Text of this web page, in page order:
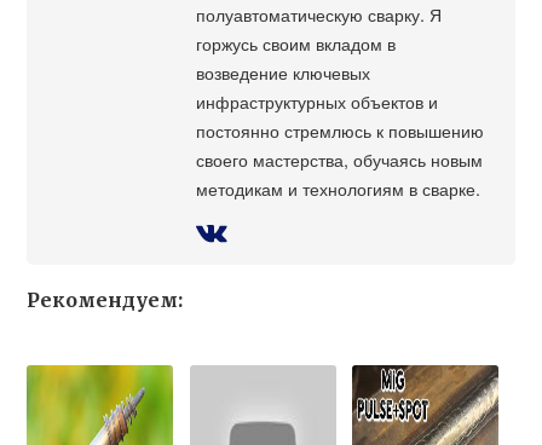
полуавтоматическую сварку. Я
горжусь своим вкладом в
возведение ключевых
инфраструктурных объектов и
постоянно стремлюсь к повышению
своего мастерства, обучаясь новым
методикам и технологиям в сварке.
Рекомендуем: